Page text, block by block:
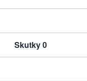
Skutky 0